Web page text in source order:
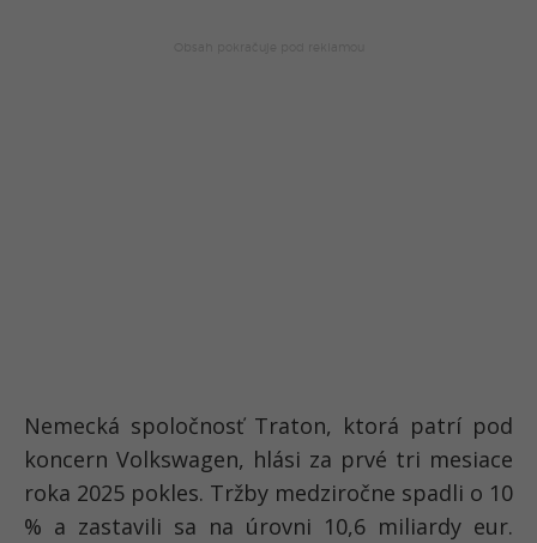
Nemecká spoločnosť Traton, ktorá patrí pod
koncern Volkswagen, hlási za prvé tri mesiace
roka 2025 pokles. Tržby medziročne spadli o 10
% a zastavili sa na úrovni 10,6 miliardy eur.